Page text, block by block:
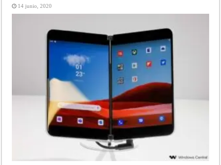
14 junio, 2020